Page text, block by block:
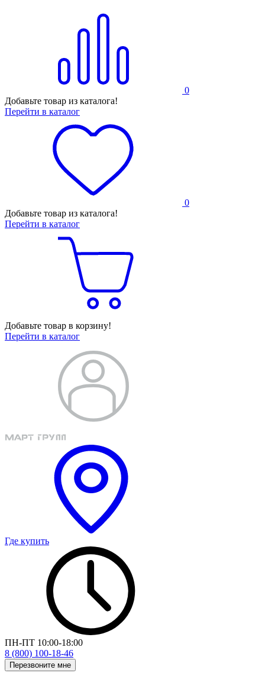
0
Добавьте товар из каталога!
Перейти в каталог
0
Добавьте товар из каталога!
Перейти в каталог
Добавьте товар в корзину!
Перейти в каталог
Где купить
ПН-ПТ 10:00-18:00
8 (800) 100-18-46
Перезвоните мне